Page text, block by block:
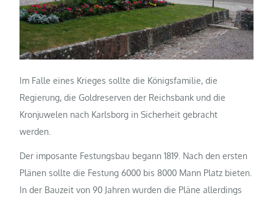
Im Falle eines Krieges sollte die Königsfamilie, die
Regierung, die Goldreserven der Reichsbank und die
Kronjuwelen nach Karlsborg in Sicherheit gebracht
werden.
Der imposante Festungsbau begann 1819. Nach den ersten
Plänen sollte die Festung 6000 bis 8000 Mann Platz bieten.
In der Bauzeit von 90 Jahren wurden die Pläne allerdings